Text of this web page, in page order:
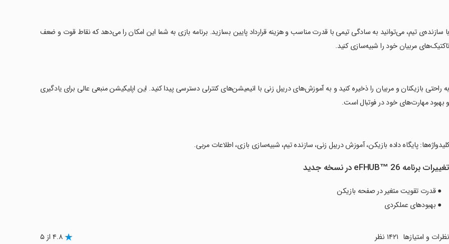
‏با سازنده‌ی تیم، می‌توانید به سادگی تیمی با قدرت مناسب و هزینه قرارداد پایین بسازید. برنامه بازی به شما این امکان را می‌دهد که نقاط قوت و ضعف
تاکتیک‌های مربیان خود را شبیه‌سازی کنید.
‏به راحتی بازیکنان و مربیان را ذخیره کنید و به آموزش‌های دریبل زنی با انیمیشن‌های کنترلی دسترسی پیدا کنید. این اپلیکیشن منبعی عالی برای یادگیری
و بهبود مهارت‌های خود در فوتبال است.
‏کلیدواژه‌ها: پایگاه داده بازیکن، آموزش دریبل زنی، سازنده تیم، شبیه‌سازی بازی، اطلاعات مربی.
تغییرات برنامه eFHUB™ 26 در نسخه جدید
● قدرت تقویت متغیر در صفحه بازیکن
● بهبودهای عملکردی
نظرات و امتیازها ۴.۸ از ۵